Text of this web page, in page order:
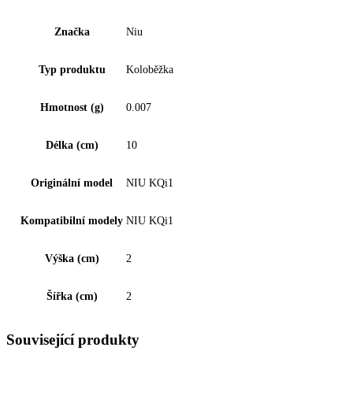
Značka Niu
Typ produktu Koloběžka
Hmotnost (g) 0.007
Délka (cm) 10
Originální model NIU KQi1
Kompatibilní modely NIU KQi1
Výška (cm) 2
Šířka (cm) 2
Související produkty